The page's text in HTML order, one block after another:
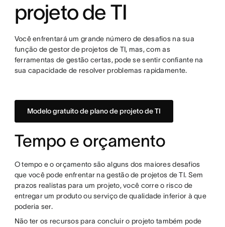
projeto de TI
Você enfrentará um grande número de desafios na sua
função de gestor de projetos de TI, mas, com as
ferramentas de gestão certas, pode se sentir confiante na
sua capacidade de resolver problemas rapidamente.
Modelo gratuito de plano de projeto de TI
Tempo e orçamento
O tempo e o orçamento são alguns dos maiores desafios
que você pode enfrentar na gestão de projetos de TI. Sem
prazos realistas para um projeto, você corre o risco de
entregar um produto ou serviço de qualidade inferior à que
poderia ser.
Não ter os recursos para concluir o projeto também pode